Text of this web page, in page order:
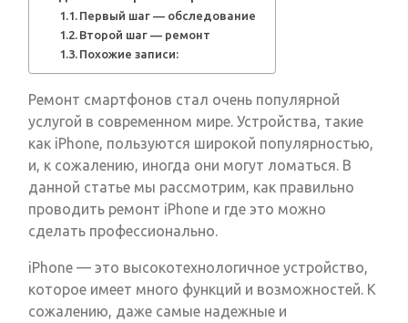
Первый шаг — обследование
Второй шаг — ремонт
Похожие записи:
Ремонт смартфонов стал очень популярной
услугой в современном мире. Устройства, такие
как iPhone, пользуются широкой популярностью,
и, к сожалению, иногда они могут ломаться. В
данной статье мы рассмотрим, как правильно
проводить ремонт iPhone и где это можно
сделать профессионально.
iPhone — это высокотехнологичное устройство,
которое имеет много функций и возможностей. К
сожалению, даже самые надежные и